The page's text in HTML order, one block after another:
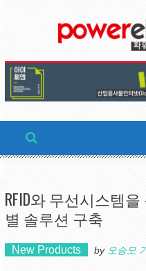
RFID와 무선시스템
별 솔루션 구축
New Products by 오승모